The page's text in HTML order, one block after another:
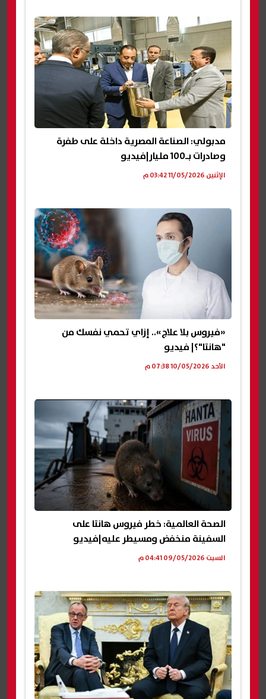
مدبولي: الصناعة المصرية داخلة على طفرة
وصادرات بـ100 مليار|فيديو
الإثنين 11/05/2026 03:42 م
«فيروس بلا علاج».. إزاي تحمي نفسك من
"هانتا"؟| فيديو
الأحد 10/05/2026 07:38 م
الصحة العالمية: خطر فيروس هانتا على
السفينة منخفض ومسيطر عليه|فيديو
السبت 09/05/2026 04:41 م